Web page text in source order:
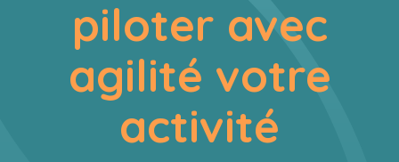
Juridique
Gestion administrative
Conseil en financements
Construire votre patrimoine
Être prêt pour la facturation
piloter avec
agilité votre
activité